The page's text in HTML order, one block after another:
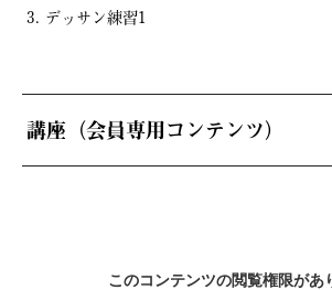
デッサン練習1
講座（会員専用コンテンツ）